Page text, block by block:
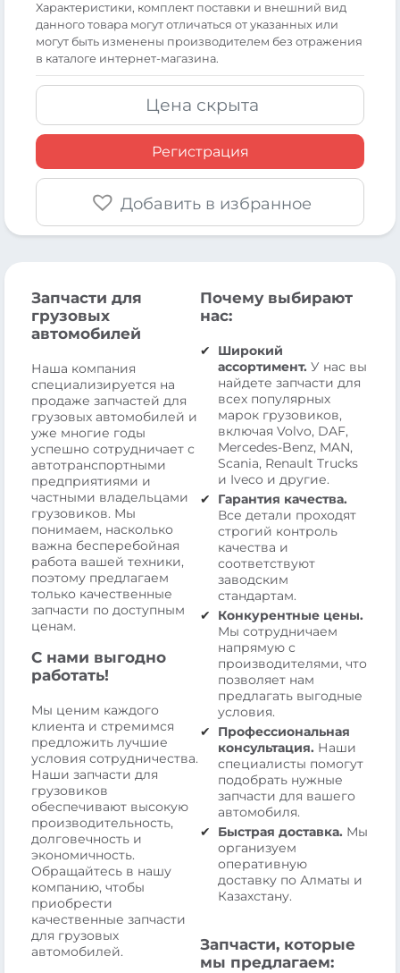
Xарактеристики, комплект поставки и внешний вид
данного товара могут отличаться от указанных или
могут быть изменены производителем без отражения
в каталоге интернет-магазина.
Цена скрыта
Регистрация
Добавить в избранное
Запчасти для
грузовых
автомобилей
Наша компания
специализируется на
продаже запчастей для
грузовых автомобилей и
уже многие годы
успешно сотрудничает с
автотранспортными
предприятиями и
частными владельцами
грузовиков. Мы
понимаем, насколько
важна бесперебойная
работа вашей техники,
поэтому предлагаем
только качественные
запчасти по доступным
ценам.
С нами выгодно
работать!
Мы ценим каждого
клиента и стремимся
предложить лучшие
условия сотрудничества.
Наши запчасти для
грузовиков
обеспечивают высокую
производительность,
долговечность и
экономичность.
Обращайтесь в нашу
компанию, чтобы
приобрести
качественные запчасти
для грузовых
автомобилей.
Почему выбирают
нас:
Широкий
ассортимент. У нас вы
найдете запчасти для
всех популярных
марок грузовиков,
включая Volvo, DAF,
Mercedes-Benz, MAN,
Scania, Renault Trucks
и Iveco и другие.
Гарантия качества.
Все детали проходят
строгий контроль
качества и
соответствуют
заводским
стандартам.
Конкурентные цены.
Мы сотрудничаем
напрямую с
производителями, что
позволяет нам
предлагать выгодные
условия.
Профессиональная
консультация. Наши
специалисты помогут
подобрать нужные
запчасти для вашего
автомобиля.
Быстрая доставка. Мы
организуем
оперативную
доставку по Алматы и
Казахстану.
Запчасти, которые
мы предлагаем: